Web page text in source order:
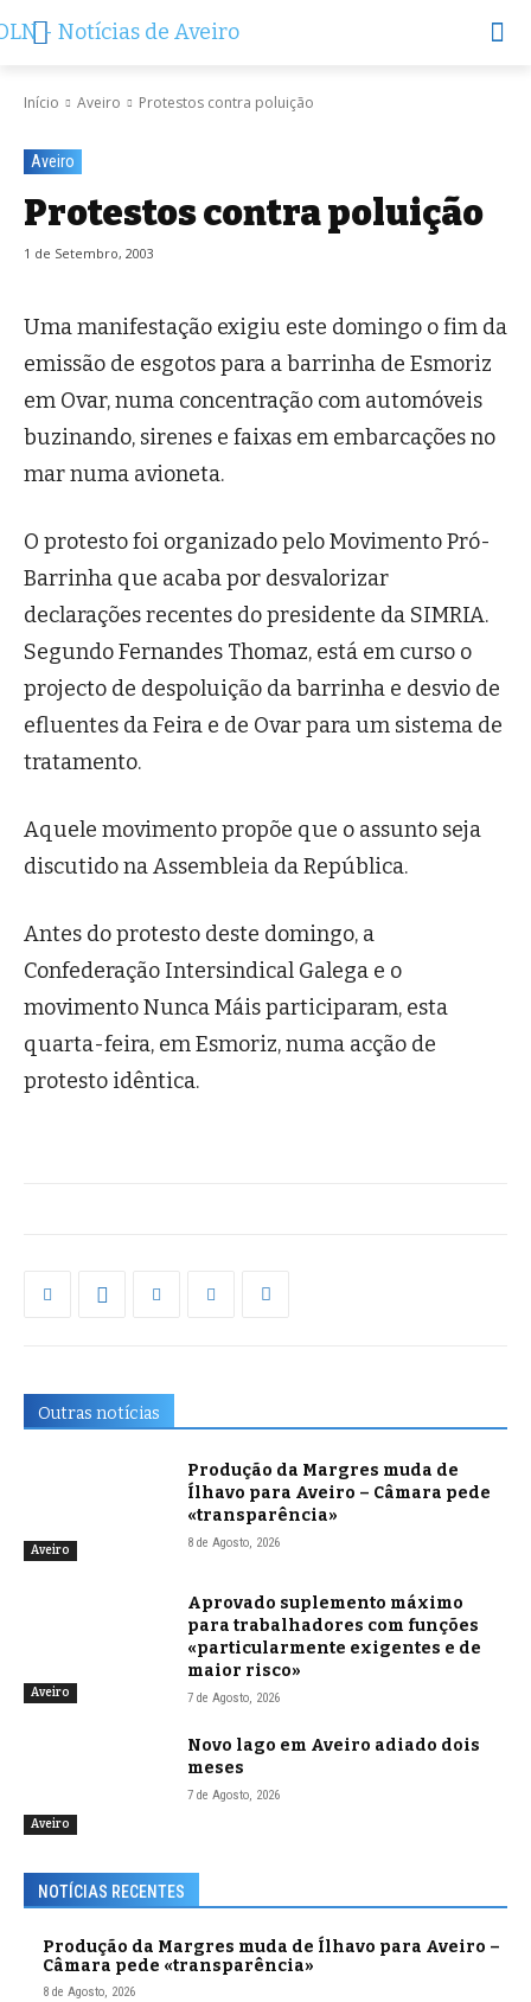
Início Aveiro Protestos contra poluição
Aveiro
Protestos contra poluição
1 de Setembro, 2003
Uma manifestação exigiu este domingo o fim da
emissão de esgotos para a barrinha de Esmoriz
em Ovar, numa concentração com automóveis
buzinando, sirenes e faixas em embarcações no
mar numa avioneta.
O protesto foi organizado pelo Movimento Pró-
Barrinha que acaba por desvalorizar
declarações recentes do presidente da SIMRIA.
Segundo Fernandes Thomaz, está em curso o
projecto de despoluição da barrinha e desvio de
efluentes da Feira e de Ovar para um sistema de
tratamento.
Aquele movimento propõe que o assunto seja
discutido na Assembleia da República.
Antes do protesto deste domingo, a
Confederação Intersindical Galega e o
movimento Nunca Máis participaram, esta
quarta-feira, em Esmoriz, numa acção de
protesto idêntica.
Outras notícias
Aveiro
Produção da Margres muda de
Ílhavo para Aveiro – Câmara pede
«transparência»
8 de Agosto, 2026
Aveiro
Aprovado suplemento máximo
para trabalhadores com funções
«particularmente exigentes e de
maior risco»
7 de Agosto, 2026
Aveiro
Novo lago em Aveiro adiado dois
meses
7 de Agosto, 2026
NOTÍCIAS RECENTES
Produção da Margres muda de Ílhavo para Aveiro –
Câmara pede «transparência»
8 de Agosto, 2026